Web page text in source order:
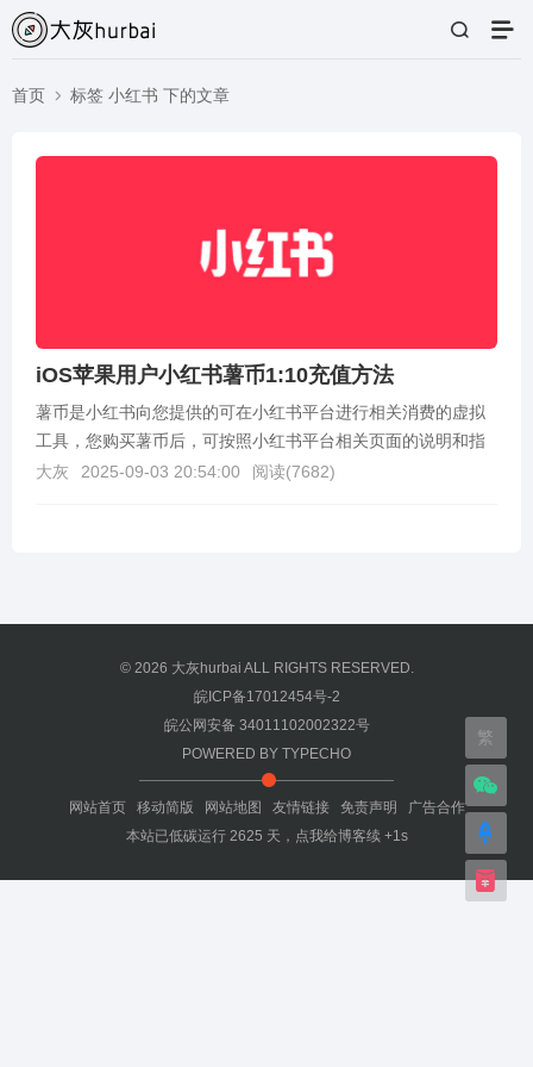
首页 标签 小红书 下的文章
iOS苹果用户小红书薯币1:10充值方法
薯币是小红书向您提供的可在小红书平台进行相关消费的虚拟
工具，您购买薯币后，可按照小红书平台相关页面的说明和指
引使用、获得虚拟礼物、薯条服务等小红书平台上的虚拟产...
大灰 2025-09-03 20:54:00 阅读(7682)
© 2026 大灰hurbai ALL RIGHTS RESERVED.
皖ICP备17012454号-2
皖公网安备 34011102002322号
POWERED BY TYPECHO
网站首页 移动简版 网站地图 友情链接 免责声明
广告合作
本站已低碳运行2625 天， 点我给博客续 +1s
繁